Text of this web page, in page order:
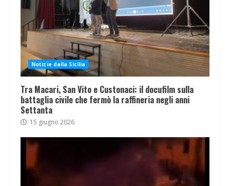
Notizie dalla Sicilia
Tra Macari, San Vito e Custonaci: il docufilm sulla
battaglia civile che fermò la raffineria negli anni
Settanta
15 giugno 2026